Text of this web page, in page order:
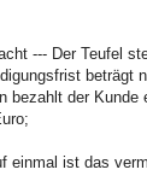
--- Der Teufel
beträgt
bezahlt der Kunde
einmal ist das